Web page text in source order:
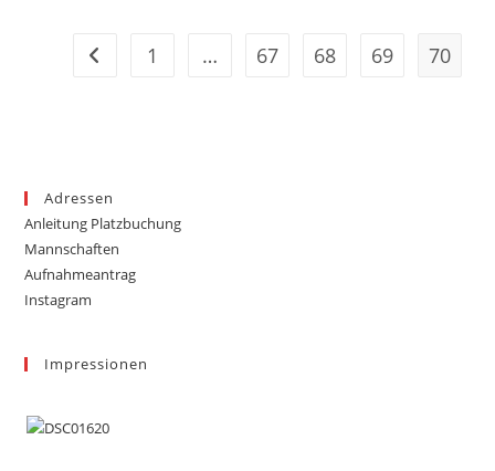
Zur vorherigen Seite
1 … 67 68 69 70
Adressen
Anleitung Platzbuchung
Mannschaften
Aufnahmeantrag
Instagram
Impressionen